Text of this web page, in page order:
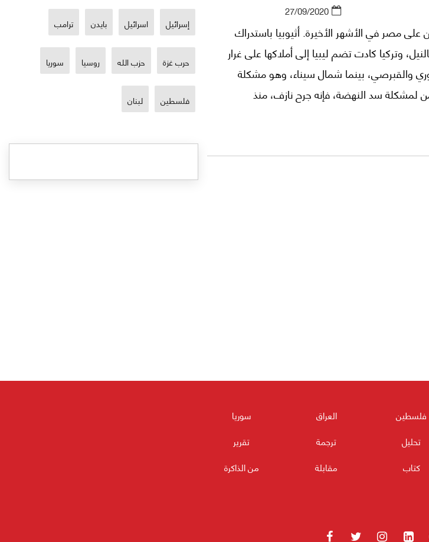
27/09/2020
مصر في الأشهر الأخيرة. أثيوبيا باستدراك
وتركيا كادت تضم ليبيا إلى أملاكها على غرار
والقبرصي، بينما شمال سيناء، وهو مشكلة
لمشكلة سد النهضة، فإنه جرح نازف، منذ
إسرائيل اسرائيل بايدن ترامب
حرب غزة حزب الله روسيا سوريا
فلسطين لبنان
فلسطين العراق
سوريا
تحليل ترجمة
تقرير
كتاب مقابلة
من الذاكرة